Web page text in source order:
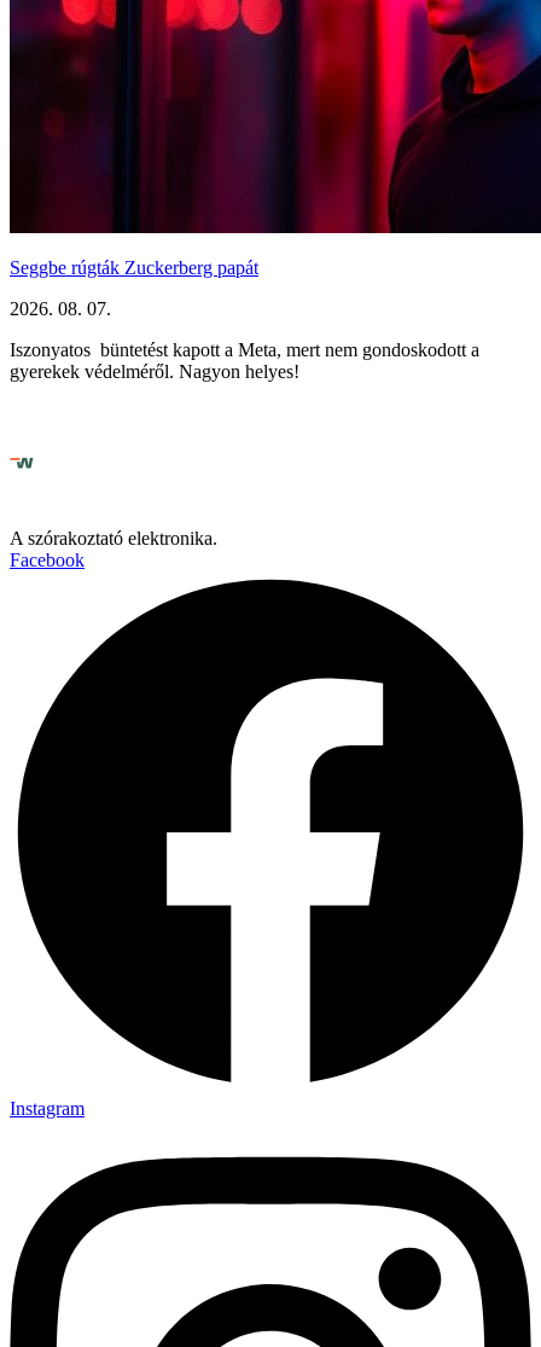
Seggbe rúgták Zuckerberg papát
2026. 08. 07.
Iszonyatos büntetést kapott a Meta, mert nem gondoskodott a
gyerekek védelméről. Nagyon helyes!
A szórakoztató elektronika.
Facebook
Instagram